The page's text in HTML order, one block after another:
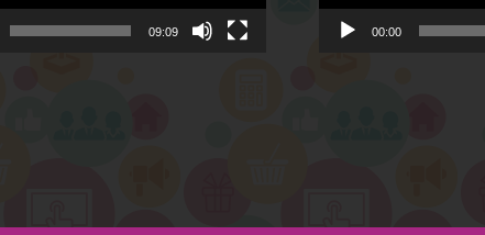
09:09 00:00